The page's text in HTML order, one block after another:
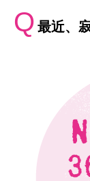
Q 最近、